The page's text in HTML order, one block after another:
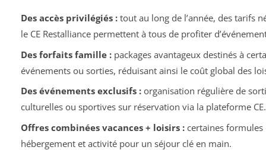
Des accès privilégiés :tout au long de l’année, des tarifs
le CE Restalliance permettent à tous de profiter
Des forfaits famille :packages avantageux destinés à
événements ou sorties, réduisant ainsi le coût global des
Des événements exclusifs :organisation régulière de
culturelles ou sportives sur réservation via la plateforme CE.
Offres combinées vacances + loisirs :certaines formules
hébergement et activité pour un séjour clé en main.